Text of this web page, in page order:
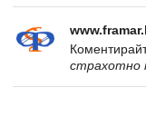
страхотно